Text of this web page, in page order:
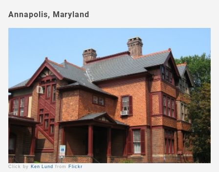
Click by Ken Lund from Flickr
Annapolis, Maryland